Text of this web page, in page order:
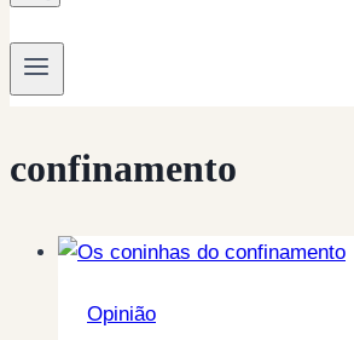
confinamento
Opinião